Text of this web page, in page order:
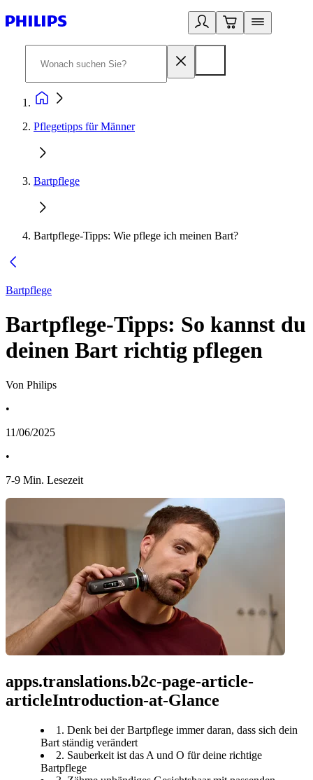
Pflegetipps für Männer
Bartpflege
Bartpflege-Tipps: Wie pflege ich meinen Bart?
Bartpflege
Bartpflege-Tipps: So kannst du
deinen Bart richtig pflegen
Von Philips
•
11/06/2025
•
7-9 Min. Lesezeit
apps.translations.b2c-page-article-
articleIntroduction-at-Glance
1. Denk bei der Bartpflege immer daran, dass sich dein
Bart ständig verändert
2. Sauberkeit ist das A und O für deine richtige
Bartpflege